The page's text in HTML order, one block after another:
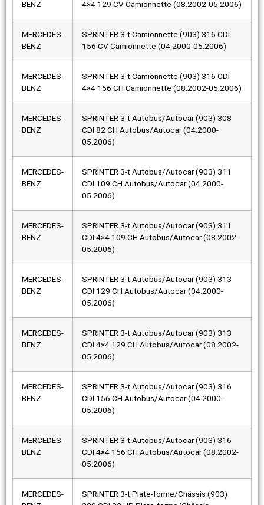
BENZ
4×4 129 CV Camionnette (08.2002-05.2006)
MERCEDES-
BENZ
SPRINTER 3-t Camionnette (903) 316 CDI
156 CV Camionnette (04.2000-05.2006)
MERCEDES-
BENZ
SPRINTER 3-t Camionnette (903) 316 CDI
4×4 156 CH Camionnette (08.2002-05.2006)
MERCEDES-
BENZ
SPRINTER 3-t Autobus/Autocar (903) 308
CDI 82 CH Autobus/Autocar (04.2000-
05.2006)
MERCEDES-
BENZ
SPRINTER 3-t Autobus/Autocar (903) 311
CDI 109 CH Autobus/Autocar (04.2000-
05.2006)
MERCEDES-
BENZ
SPRINTER 3-t Autobus/Autocar (903) 311
CDI 4×4 109 CH Autobus/Autocar (08.2002-
05.2006)
MERCEDES-
BENZ
SPRINTER 3-t Autobus/Autocar (903) 313
CDI 129 CH Autobus/Autocar (04.2000-
05.2006)
MERCEDES-
BENZ
SPRINTER 3-t Autobus/Autocar (903) 313
CDI 4×4 129 CH Autobus/Autocar (08.2002-
05.2006)
MERCEDES-
BENZ
SPRINTER 3-t Autobus/Autocar (903) 316
CDI 156 CH Autobus/Autocar (04.2000-
05.2006)
MERCEDES-
BENZ
SPRINTER 3-t Autobus/Autocar (903) 316
CDI 4×4 156 CH Autobus/Autocar (08.2002-
05.2006)
MERCEDES-
SPRINTER 3-t Plate-forme/Châssis (903)